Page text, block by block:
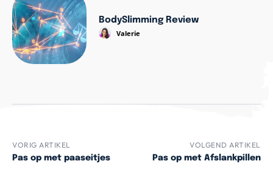
BodySlimming Review
Valerie
VORIG ARTIKEL
Pas op met paaseitjes
VOLGEND ARTIKEL
Pas op met Afslankpillen